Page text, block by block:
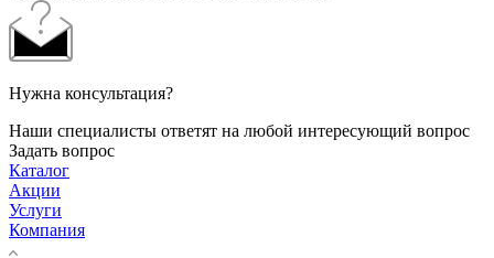
Нужна консультация?
Наши специалисты ответят на любой интересующий вопрос
Задать вопрос
Каталог
Акции
Услуги
Компания